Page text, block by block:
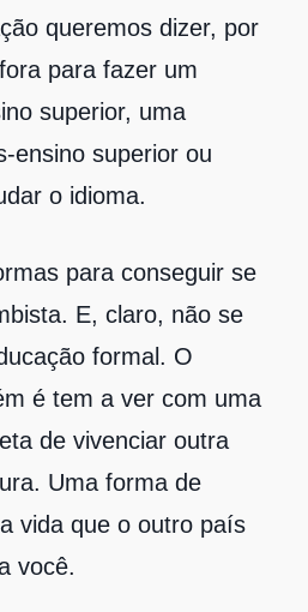
queremos dizer, por
para fazer um
superior, uma
ensino superior ou
o idioma.
para conseguir se
E, claro, não se
formal. O
é tem a ver com uma
de vivenciar outra
Uma forma de
vida que o outro país
você.